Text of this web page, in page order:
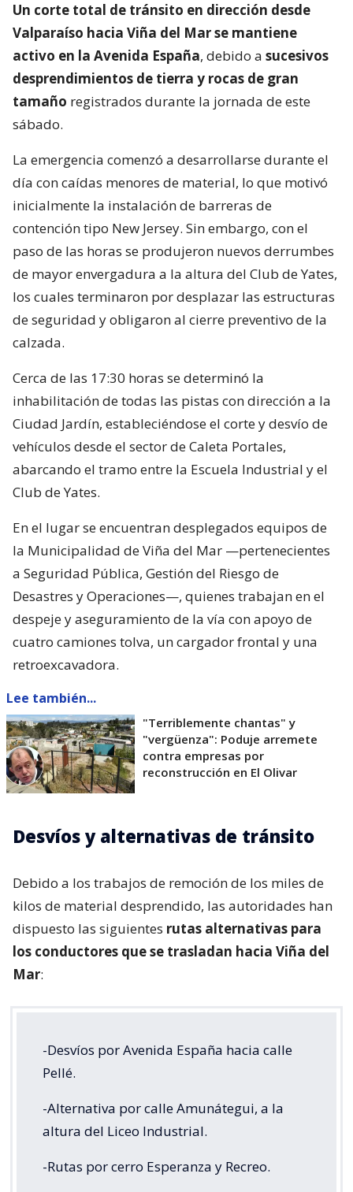
Un corte total de tránsito en dirección desde
Valparaíso hacia Viña del Mar se mantiene
activo en la Avenida España, debido a sucesivos
desprendimientos de tierra y rocas de gran
tamaño registrados durante la jornada de este
sábado.
La emergencia comenzó a desarrollarse durante el
día con caídas menores de material, lo que motivó
inicialmente la instalación de barreras de
contención tipo New Jersey. Sin embargo, con el
paso de las horas se produjeron nuevos derrumbes
de mayor envergadura a la altura del Club de Yates,
los cuales terminaron por desplazar las estructuras
de seguridad y obligaron al cierre preventivo de la
calzada.
Cerca de las 17:30 horas se determinó la
inhabilitación de todas las pistas con dirección a la
Ciudad Jardín, estableciéndose el corte y desvío de
vehículos desde el sector de Caleta Portales,
abarcando el tramo entre la Escuela Industrial y el
Club de Yates.
En el lugar se encuentran desplegados equipos de
la Municipalidad de Viña del Mar —pertenecientes
a Seguridad Pública, Gestión del Riesgo de
Desastres y Operaciones—, quienes trabajan en el
despeje y aseguramiento de la vía con apoyo de
cuatro camiones tolva, un cargador frontal y una
retroexcavadora.
Lee también...
"Terriblemente chantas" y
"vergüenza": Poduje arremete
contra empresas por
reconstrucción en El Olivar
Desvíos y alternativas de tránsito
Debido a los trabajos de remoción de los miles de
kilos de material desprendido, las autoridades han
dispuesto las siguientes rutas alternativas para
los conductores que se trasladan hacia Viña del
Mar:
-Desvíos por Avenida España hacia calle
Pellé.
-Alternativa por calle Amunátegui, a la
altura del Liceo Industrial.
-Rutas por cerro Esperanza y Recreo.